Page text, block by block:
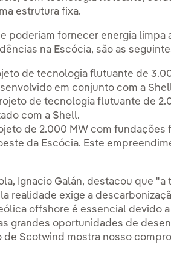
estrutura fixa.
poderiam fornecer energia limpa
na Escócia, são as
de tecnologia flutuante de
em conjunto com a
de tecnologia flutuante de
com a Shell.
de 2.000 MW com fundações
da Escócia. Este
Ignacio Galán, destacou que
realidade exige a
offshore é essencial devido
grandes oportunidades de
de Scotwind mostra nosso